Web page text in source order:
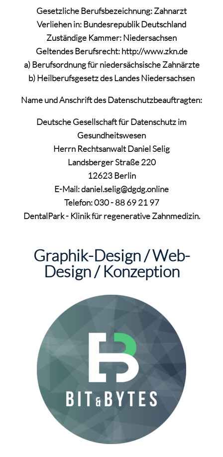
Gesetzliche Berufsbezeichnung: Zahnarzt
Verliehen in: Bundesrepublik Deutschland
Zuständige Kammer: Niedersachsen
Geltendes Berufsrecht: http://www.zkn.de
a) Berufsordnung für niedersächsische Zahnärzte
b) Heilberufsgesetz des Landes Niedersachsen
Name und Anschrift des Datenschutzbeauftragten:
Deutsche Gesellschaft für Datenschutz im
Gesundheitswesen
Herrn Rechtsanwalt Daniel Selig
Landsberger Straße 220
12623 Berlin
E-Mail: daniel.selig@dgdg.online
Telefon: 030 - 88 69 21 97
DentalPark - Klinik für regenerative Zahnmedizin.
Graphik-Design / Web-
Design / Konzeption